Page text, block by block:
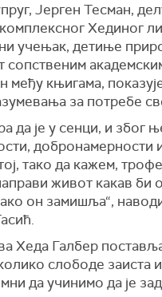
Јерген Тесман,
Хединог
учењак, детиње
сопственим
међу књигама,
за потребе
да је у сенци, и због
добронамерности
тако да кажем,
живот какав би
он замишља“,
Хеда Галбер
слободе заиста
да учинимо да је